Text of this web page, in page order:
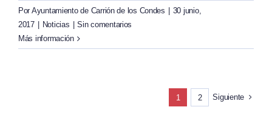
Por Ayuntamiento de Carrión de los Condes
30 junio,
2017
Noticias
Sin comentarios
Más información
1 2 Siguiente